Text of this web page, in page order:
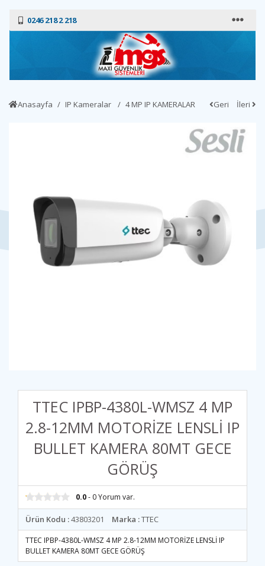
0246 218 2 218
Anasayfa IP Kameralar 4 MP IP KAMERALAR Geri İleri
TTEC IPBP-4380L-WMSZ 4 MP
2.8-12MM MOTORİZE LENSLİ IP
BULLET KAMERA 80MT GECE
GÖRÜŞ
0.0- 0 Yorum var.
Ürün Kodu :43803201 Marka :TTEC
TTEC IPBP-4380L-WMSZ 4 MP 2.8-12MM MOTORİZE LENSLİ IP
BULLET KAMERA 80MT GECE GÖRÜŞ